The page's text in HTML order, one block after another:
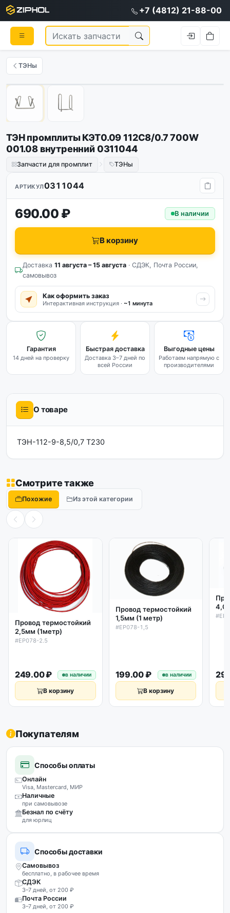
+7 (4812) 21-88-00
ТЭНы
ТЭН промплиты КЭТ0.09 112С8/0.7 700W
001.08 внутренний 0311044
Запчасти для промплит ТЭНы
АРТИКУЛ0311044
690.00 ₽ В наличии
В корзину
Доставка 11 августа – 15 августа · СДЭК, Почта России,
самовывоз
Как оформить заказ
Интерактивная инструкция · ~1 минута
Гарантия
14 дней на проверку
Быстрая доставка
Доставка 3–7 дней по
всей России
Выгодные цены
Работаем напрямую с
производителями
О товаре
ТЭН-112-9-8,5/0,7 Т230
Смотрите также
Похожие Из этой категории
Провод термостойкий
2,5мм (1метр)
#EP078-2.5
249.00 ₽ в наличии
В корзину
Провод термостойкий
1,5мм (1 метр)
#EP078-1,5
199.00 ₽ в наличии
В корзину
Покупателям
Способы оплаты
Онлайн
Visa, Mastercard, МИР
Наличные
при самовывозе
Безнал по счёту
для юрлиц
Способы доставки
Самовывоз
бесплатно, в рабочее время
СДЭК
3–7 дней, от 200 ₽
Почта России
3–7 дней, от 200 ₽